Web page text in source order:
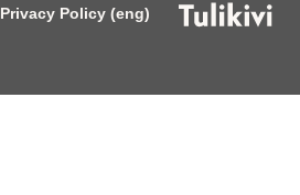
Privacy Policy (eng)